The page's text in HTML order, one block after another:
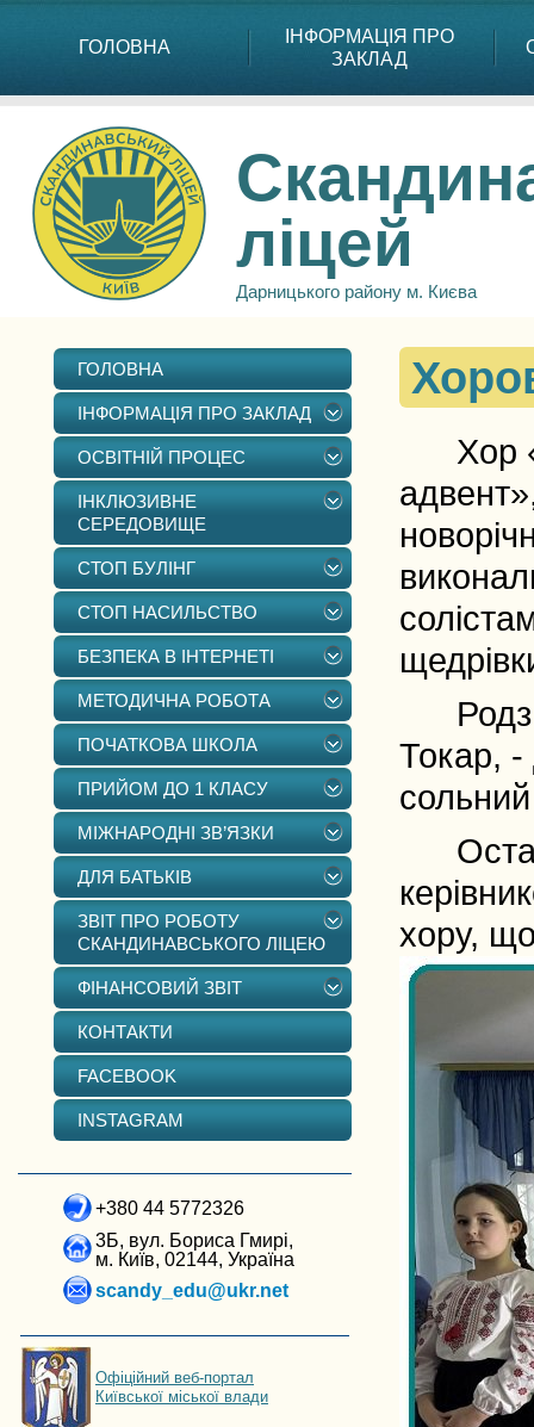
ГОЛОВНА
ІНФОРМАЦІЯ ПРО
ЗАКЛАД
ліцей
Дарницького району м. Києва
ГОЛОВНА
ІНФОРМАЦІЯ ПРО ЗАКЛАД
ОСВІТНІЙ ПРОЦЕС
ІНКЛЮЗИВНЕ
СЕРЕДОВИЩЕ
СТОП БУЛІНГ
СТОП НАСИЛЬСТВО
БЕЗПЕКА В ІНТЕРНЕТІ
МЕТОДИЧНА РОБОТА
ПОЧАТКОВА ШКОЛА
ПРИЙОМ ДО 1 КЛАСУ
МІЖНАРОДНІ ЗВ’ЯЗКИ
ДЛЯ БАТЬКІВ
ЗВІТ ПРО РОБОТУ
СКАНДИНАВСЬКОГО ЛІЦЕЮ
ФІНАНСОВИЙ ЗВІТ
КОНТАКТИ
FACEBOOK
INSTAGRAM
+380 44 5772326
3Б, вул. Бориса Гмирі,
м. Київ, 02144, Україна
scandy_edu@ukr.net
Офіційний веб-портал
Київської міської влади
Хор
Токар, -
сольний
хору,